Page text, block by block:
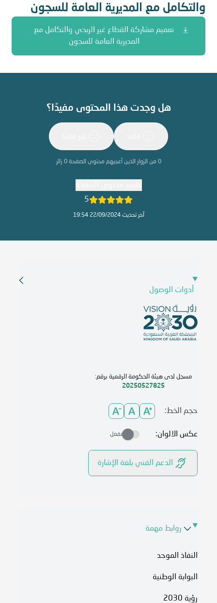
والتكامل مع المديرية العامة للسجون
تعميم مشاركة القطاع غير الربحي والتكامل مع
المديرية العامة للسجون
هل وجدت هذا المحتوى مفيدًا؟
0 من الزوار الذين أعجبهم محتوى الصفحة0 زائر
5
آخر تحديث 22/09/2024 19:54
أدوات الوصول
مسجل لدى هيئة الحكومة الرقمية برقم:
20250527825
حجم الخط:
عكس الالوان: مفعل
الدعم الفني بلغة الإشارة
روابط مهمة
النفاذ الموحد
البوابة الوطنية
رؤية 2030